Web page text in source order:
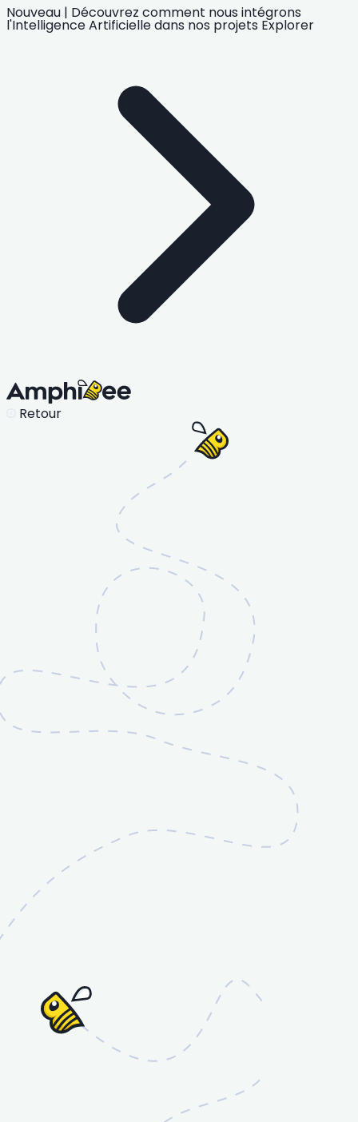
Nouveau | Découvrez comment nous intégrons
l'Intelligence Artificielledans nos projets Explorer
Retour